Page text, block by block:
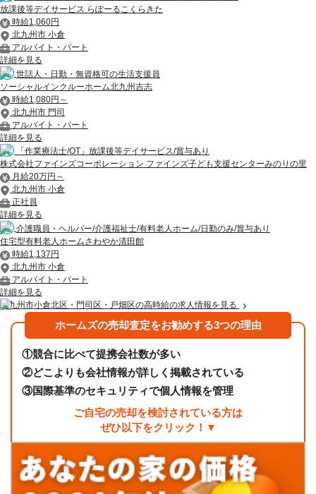
放課後等デイサービス らぽーるこくらきた
時給1,060円
北九州市 小倉
アルバイト・パート
詳細を見る
世話人・日勤・無資格可の生活支援員
ソーシャルインクルーホーム北九州吉志
時給1,080円～
北九州市 門司
アルバイト・パート
詳細を見る
「作業療法士/OT」放課後等デイサービス/賞与あり
株式会社ファインズコーポレーション ファインズ子ども支援センターみのりの里
月給20万円～
北九州市 小倉
正社員
詳細を見る
介護職員・ヘルパー/介護福祉士/有料老人ホーム/日勤のみ/賞与あり
住宅型有料老人ホームさわやか清田館
時給1,137円
北九州市 小倉
アルバイト・パート
詳細を見る
北九州市小倉北区・門司区・戸畑区の高時給の求人情報を見る
ホームズの売却査定をお勧めする3つの理由
①競合に比べて提携会社数が多い
②どこよりも会社情報が詳しく掲載されている
③国際基準のセキュリティで個人情報を管理
ご自宅の売却を検討されている方は
ぜひ以下をクリック！▼